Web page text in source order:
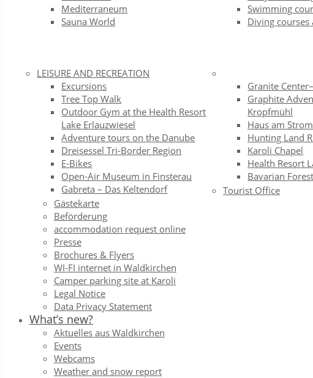
Mediterraneum
Sauna World
Swimming
Diving courses
LEISURE AND RECREATION
Excursions
Tree Top Walk
Outdoor Gym at the Health Resort
Lake Erlauzwiesel
Adventure tours on the Danube
Dreisessel Tri-Border Region
E-Bikes
Open-Air Museum in Finsterau
Gabreta – Das Keltendorf
Granite
Graphite
Kropfmühl
Haus am Strom
Hunting Land
Karoli Chapel
Health Resort
Bavarian
Tourist Office
Gästekarte
Beförderung
accommodation request online
Presse
Brochures & Flyers
WI-FI internet in Waldkirchen
Camper parking site at Karoli
Legal Notice
Data Privacy Statement
What’s new?
Aktuelles aus Waldkirchen
Events
Webcams
Weather and snow report